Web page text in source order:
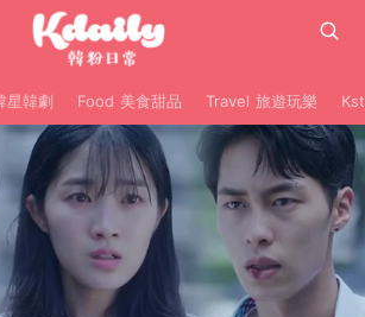
韓劇 Food 美食甜品 Travel 旅遊玩樂